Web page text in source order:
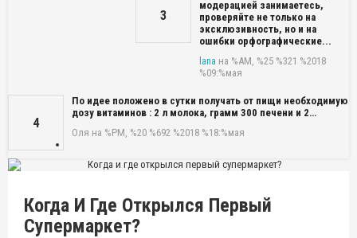
3
модерацией занимаетесь,
проверяйте не только на
эксклюзивность, но и на
ошибки орфографические...
lana на %AM, %25 %321 %2018
%09:%мая
4
По идее положено в сутки получать от пищи необходимую
дозу витаминов : 2 л молока, грамм 300 печени и 2…
Оля на %PM, %20 %692 %2018 %18:%мая
Когда И Где Открылся Первый
Супермаркет?